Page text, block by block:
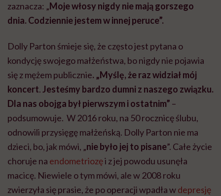
zaznacza: „Moje włosy nigdy nie mają gorszego
dnia. Codziennie jestem w innej peruce”.
Dolly Parton śmieje się, że często jest pytana o
kondycję swojego małżeństwa, bo nigdy nie pojawia
się z mężem publicznie. „Myślę, że raz widział mój
koncert.Jesteśmy bardzo dumni z naszego związku.
Dla nas obojga był pierwszym i ostatnim” –
podsumowuje. W 2016 roku, na 50 rocznicę ślubu,
odnowili przysięgę małżeńską. Dolly Parton nie ma
dzieci, bo, jak mówi, „nie było jej to pisane”. Całe życie
choruje na endometriozęi z jej powodu usunęła
macicę. Niewiele o tym mówi, ale w 2008 roku
zwierzyła się prasie, że po operacji wpadła wdepresję